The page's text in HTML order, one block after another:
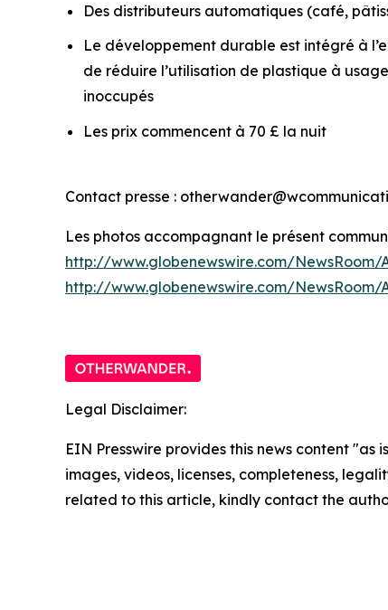
Des distributeurs automatiques (café,
Le développement durable est intégré à
de réduire l’utilisation de plastique à
inoccupés
Les prix commencent à 70 £ la nuit
Contact presse :
Les photos accompagnant le présent
http://www.globenewswire.com/
http://www.globenewswire.com/
Legal Disclaimer:
EIN Presswire provides this news content
images, videos, licenses, completeness,
related to this article, kindly contact the